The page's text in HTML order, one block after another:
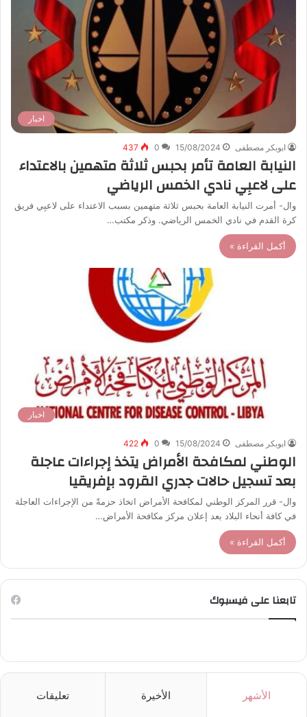
اخبار
ابوبكر مصطفى 15/08/2024
0
437
النيابة العامة تأمر بحبس ثلاثة متهمين بالاعتداء
على لاعبِي نادي الخمس الرياضي
وال- أمرت النيابة العامة بحبس ثلاثة متهمين بسبب الاعتداء على لاعبِي فريق
كرة القدم في نادي الخمس الرياضي. وذكر مكتب…
أكمل القراءة »
اخبار
ابوبكر مصطفى 15/08/2024
0
422
الوطني لمكافحة الأمراض يتخذ إجراءات عاجلة
بعد تسجيل حالات جدري القرود بإفريقيا
وال- قرر المركز الوطني لمكافحة الأمراض اتخاذ حزمةً من الإجراءات العاجلة
في كافة أنحاء البلاد بعد إعلان مركز مكافحة الأمراض…
أكمل القراءة »
تابعنا على فيسبوك
الأشهر الأخيرة تعليقات